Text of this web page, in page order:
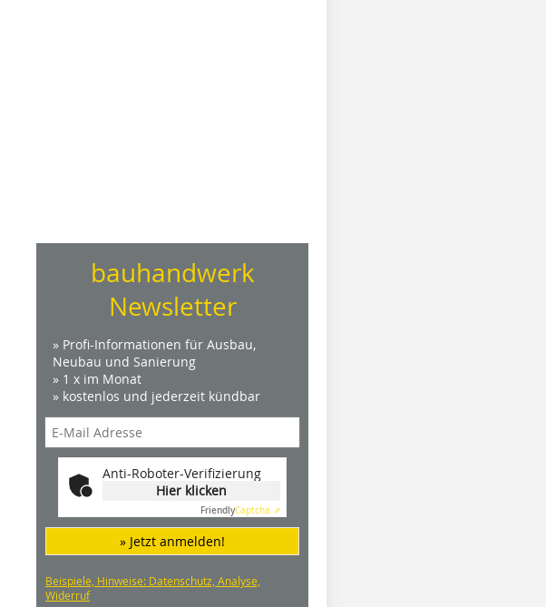
bauhandwerk
Newsletter
» Profi-Informationen für Ausbau,
Neubau und Sanierung
» 1 x im Monat
» kostenlos und jederzeit kündbar
Anti-Roboter-Verifizierung
Hier klicken
FriendlyCaptcha ⇗
» Jetzt anmelden!
Beispiele, Hinweise: Datenschutz, Analyse,
Widerruf